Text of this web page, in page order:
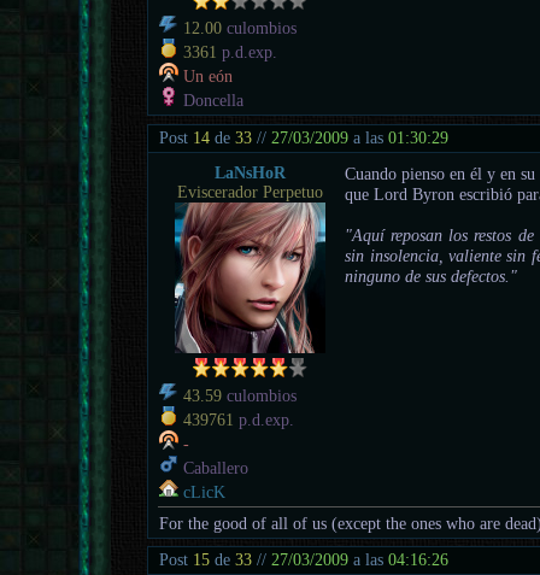
12.00 culombios
3361 p.d.exp.
Un eón
Doncella
Post 14 de33 // 27/03/2009 a las01:30:29
LaNsHoR
Eviscerador Perpetuo
43.59 culombios
439761 p.d.exp.
-
Caballero
cLicK
Cuando pienso en él y en
que Lord Byron escribió
"Aquí reposan los restos
sin insolencia, valiente sin
ninguno de sus defectos."
For the good of all of us (except the ones who are
Post 15 de33 //27/03/2009 a las04:16:26